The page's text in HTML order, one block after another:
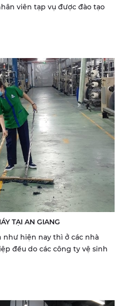
viên tạp vụ được đào tạo
TẠI AN GIANG
hiện nay thì ở các nhà
đều do các công ty vệ sinh